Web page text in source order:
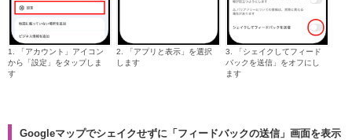
1. 「アカウント」アイコン
から「設定」をタップしま
す
2. 「アプリと表示」を選択
します
3. 「シェイクしてフィード
バックを送信」をオフにし
ます
Googleマップでシェイクせずに「フィードバックの送信」画面を表示